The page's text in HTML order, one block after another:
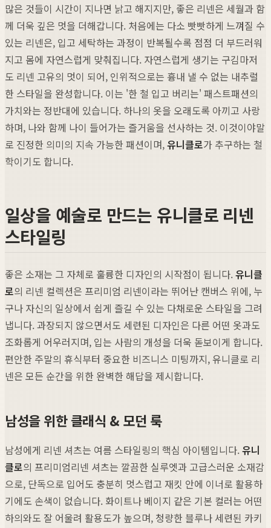
많은 것들이 시간이 지나면 낡고 해지지만, 좋은 리넨은 세월과 함
께 더욱 깊은 멋을 더해갑니다. 처음에는 다소 빳빳하게 느껴질 수
있는 리넨은, 입고 세탁하는 과정이 반복될수록 점점 더 부드러워
지고 몸에 자연스럽게 맞춰집니다. 자연스럽게 생기는 구김마저
도 리넨 고유의 멋이 되어, 인위적으로는 흉내 낼 수 없는 내추럴
한 스타일을 완성합니다. 이는 '한 철 입고 버리는' 패스트패션의
가치와는 정반대에 있습니다. 하나의 옷을 오래도록 아끼고 사랑
하며, 나와 함께 나이 들어가는 즐거움을 선사하는 것. 이것이야말
로 진정한 의미의 지속 가능한 패션이며,유니클로가 추구하는 철
학이기도 합니다.
일상을 예술로 만드는 유니클로 리넨
스타일링
좋은 소재는 그 자체로 훌륭한 디자인의 시작점이 됩니다.유니클
로의 리넨 컬렉션은 프리미엄 리넨이라는 뛰어난 캔버스 위에, 누
구나 자신의 일상에서 쉽게 즐길 수 있는 다채로운 스타일을 그려
냅니다. 과장되지 않으면서도 세련된 디자인은 다른 어떤 옷과도
조화롭게 어우러지며, 입는 사람의 개성을 더욱 돋보이게 합니다.
편안한 주말의 휴식부터 중요한 비즈니스 미팅까지, 유니클로 리
넨은 모든 순간을 위한 완벽한 해답을 제시합니다.
남성을 위한 클래식 & 모던 룩
남성에게 리넨 셔츠는 여름 스타일링의 핵심 아이템입니다.유니
클로의 프리미엄리넨 셔츠는 깔끔한 실루엣과 고급스러운 소재감
으로, 단독으로 입어도 충분히 멋스럽고 재킷 안에 이너로 활용하
기에도 손색이 없습니다. 화이트나 베이지 같은 기본 컬러는 어떤
하의와도 잘 어울려 활용도가 높으며, 청량한 블루나 세련된 카키